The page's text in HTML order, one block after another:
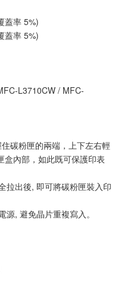
蓋率 5%)
蓋率 5%)
L3710CW / MFC-
碳粉匣的兩端，上下左右輕
盒內部，如此既可保護印表
拉出後, 即可將碳粉匣裝入印
, 避免晶片重複寫入。